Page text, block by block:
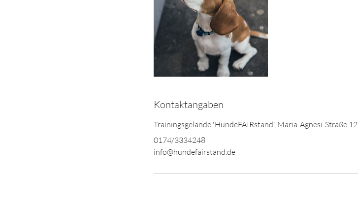
Kontaktangaben
Trainingsgelände 'HundeFAIRstand', Maria-Agnesi-Straße 12
0174/3334248
info@hundefairstand.de